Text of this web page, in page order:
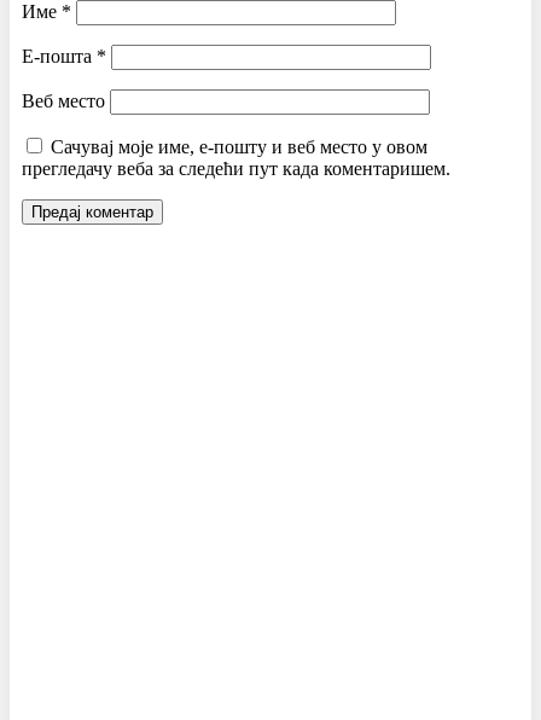
Име *
Е-пошта *
Веб место
Сачувај моје име, е-пошту и веб место у овом
прегледачу веба за следећи пут када коментаришем.